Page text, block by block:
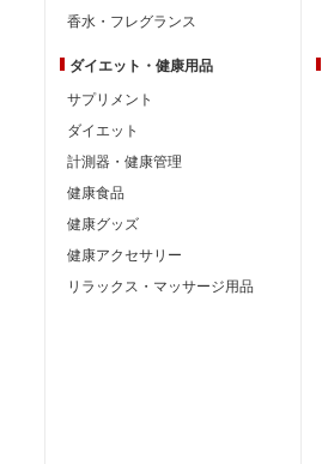
香水・フレグランス
ダイエット・ 健康用品
サプリメント
ダイエット
計測器・健康管理
健康食品
健康グッズ
健康アクセサリー
リラックス・マッサージ用品